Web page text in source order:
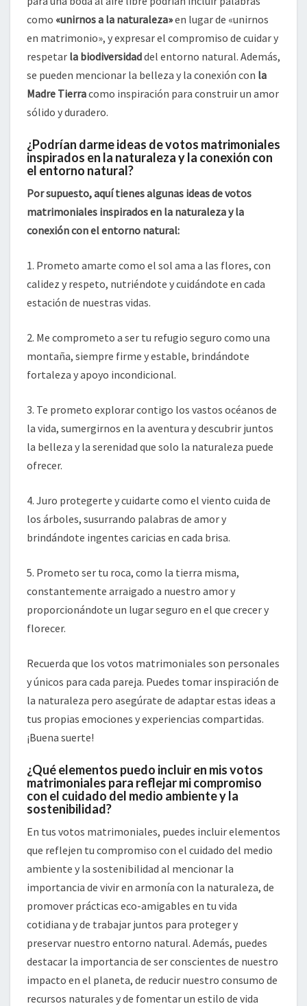
como «unirnos a la naturaleza»en lugar de «unirnos
en matrimonio», y expresar el compromiso de cuidar y
respetar la biodiversidaddel entorno natural. Además,
se pueden mencionar la belleza y la conexión con la
Madre Tierracomo inspiración para construir un amor
sólido y duradero.
¿Podrían darme ideas de votos matrimoniales
inspirados en la naturaleza y la conexión con
el entorno natural?
Por supuesto, aquí tienes algunas ideas de votos
matrimoniales inspirados en la naturaleza y la
conexión con el entorno natural:
1. Prometo amarte como el sol ama a las flores, con
calidez y respeto, nutriéndote y cuidándote en cada
estación de nuestras vidas.
2. Me comprometo a ser tu refugio seguro como una
montaña, siempre firme y estable, brindándote
fortaleza y apoyo incondicional.
3. Te prometo explorar contigo los vastos océanos de
la vida, sumergirnos en la aventura y descubrir juntos
la belleza y la serenidad que solo la naturaleza puede
ofrecer.
4. Juro protegerte y cuidarte como el viento cuida de
los árboles, susurrando palabras de amor y
brindándote ingentes caricias en cada brisa.
5. Prometo ser tu roca, como la tierra misma,
constantemente arraigado a nuestro amor y
proporcionándote un lugar seguro en el que crecer y
florecer.
Recuerda que los votos matrimoniales son personales
y únicos para cada pareja. Puedes tomar inspiración de
la naturaleza pero asegúrate de adaptar estas ideas a
tus propias emociones y experiencias compartidas.
¡Buena suerte!
¿Qué elementos puedo incluir en mis votos
matrimoniales para reflejar mi compromiso
con el cuidado del medio ambiente y la
sostenibilidad?
En tus votos matrimoniales, puedes incluir elementos
que reflejen tu compromiso con el cuidado del medio
ambiente y la sostenibilidad al mencionar la
importancia de vivir en armonía con la naturaleza, de
promover prácticas eco-amigables en tu vida
cotidiana y de trabajar juntos para proteger y
preservar nuestro entorno natural. Además, puedes
destacar la importancia de ser conscientes de nuestro
impacto en el planeta, de reducir nuestro consumo de
recursos naturales y de fomentar un estilo de vida